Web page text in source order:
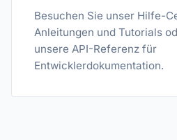
Besuchen Sie unser Hilfe-
Anleitungen und Tutorials
unsere API-Referenz für
Entwicklerdokumentation.